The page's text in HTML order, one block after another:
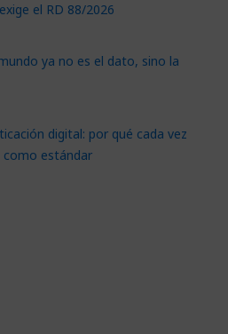
el RD 88/2026
ya no es el dato, sino la
digital: por qué cada vez
como estándar